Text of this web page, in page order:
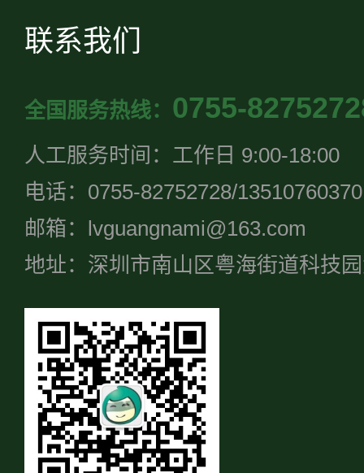
联系我们
全国服务热线： 0755-
人工服务时间：工作日 9:00-18:00
电话：0755-82752728/13510760370
邮箱：lvguangnami@163.com
地址：深圳市南山区粤海街道科技